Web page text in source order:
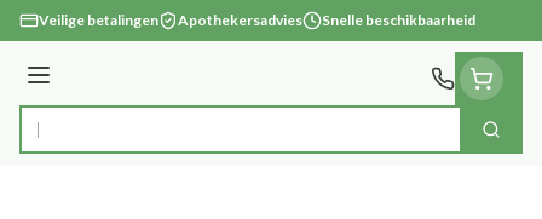
Ga naar de inhoud
Veilige betalingen Apothekersadvies Snelle beschikbaarheid
Menu
Product, merk, categorie... Zoek